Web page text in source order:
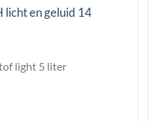
light 5 liter